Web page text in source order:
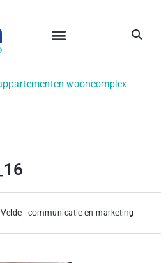
wooncomplex
- communicatie en marketing